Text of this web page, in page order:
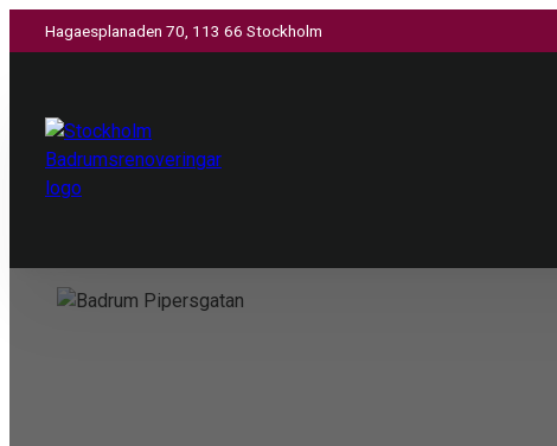
Hagaesplanaden 70, 113 66 Stockholm